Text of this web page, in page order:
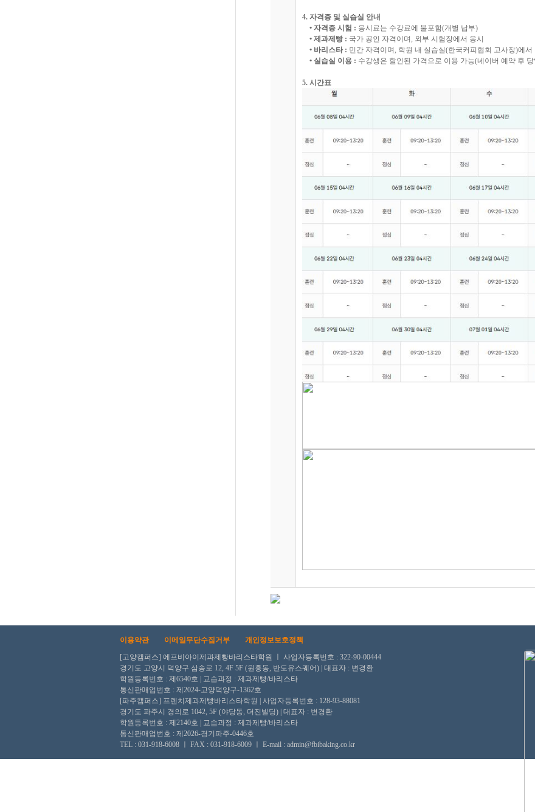
4. 자격증 및 실습실 안내
• 자격증 시험 : 응시료는 수강료에 불포함(개별 납부)
• 제과제빵 : 국가 공인 자격이며, 외부 시험장에서 응시
• 바리스타 : 민간 자격이며, 학원 내 실습실(한국커피협회 고사장)에서
• 실습실 이용 : 수강생은 할인된 가격으로 이용 가능(네이버 예약 후
5. 시간표
이용약관 이메일무단수집거부
개인정보보호정책
[고양캠퍼스] 에프비아이제과제빵바리스타학원 ㅣ 사업자등록번호 : 322-90-00444
경기도 고양시 덕양구 삼송로 12, 4F 5F (원흥동, 반도유스퀘어) | 대표자 : 변경환
학원등록번호 : 제6540호 | 교습과정 : 제과제빵/바리스타
통신판매업번호 : 제2024-고양덕양구-1362호
[파주캠퍼스] 프렌치제과제빵바리스타학원 | 사업자등록번호 : 128-93-88081
경기도 파주시 경의로 1042, 5F (야당동, 더진빌딩) | 대표자 : 변경환
학원등록번호 : 제2140호 | 교습과정 : 제과제빵/바리스타
통신판매업번호 : 제2026-경기파주-0446호
TEL : 031-918-6008 ㅣ FAX : 031-918-6009 ㅣ E-mail : admin@fbibaking.co.kr